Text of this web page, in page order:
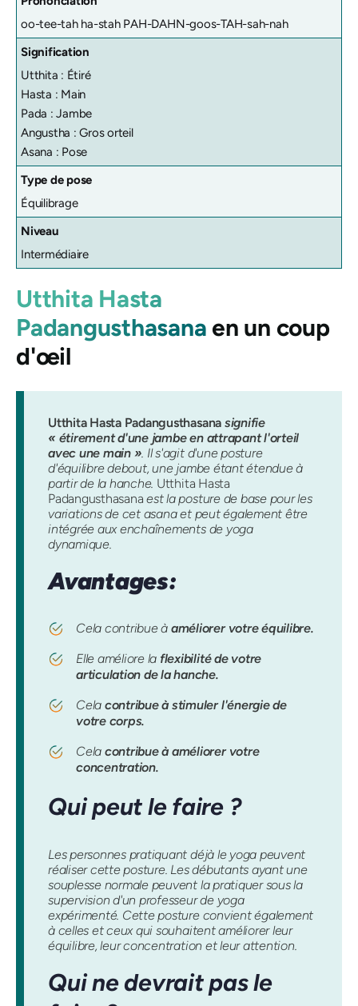
oo-tee-tah ha-stah PAH-DAHN-goos-TAH-sah-nah
Signification
Utthita : Étiré
Hasta : Main
Pada : Jambe
Angustha : Gros orteil
Asana : Pose
Type de pose
Équilibrage
Niveau
Intermédiaire
Utthita Hasta
Padangusthasana en un coup
d'œil
Utthita Hasta Padangusthasana signifie
« étirement d'une jambe en attrapant l'orteil
avec une main ». Il s'agit d'une posture
d'équilibre debout, une jambe étant étendue à
partir de la hanche. Utthita Hasta
Padangusthasana est la posture de base pour les
variations de cet asana et peut également être
intégrée aux enchaînements de yoga
dynamique.
Avantages:
Cela contribue à améliorer votre équilibre.
Elle améliore la flexibilité de votre
articulation de la hanche.
Cela contribue à stimuler l'énergie de
votre corps.
Cela contribue à améliorer votre
concentration.
Qui peut le faire ?
Les personnes pratiquant déjà le yoga peuvent
réaliser cette posture. Les débutants ayant une
souplesse normale peuvent la pratiquer sous la
supervision d'un professeur de yoga
expérimenté. Cette posture convient également
à celles et ceux qui souhaitent améliorer leur
équilibre, leur concentration et leur attention.
Qui ne devrait pas le